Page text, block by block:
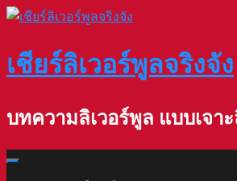
Skip
เชียร์ลิเวอร์พูลจริงจัง
บทความลิเวอร์พูล แบบเจา